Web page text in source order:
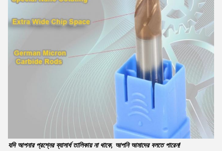
যদি আপনার প্রশ্নের ব্যাসার্ধ তালিকায় না থাকে, আপনি আমাদের বলতে পারেন!